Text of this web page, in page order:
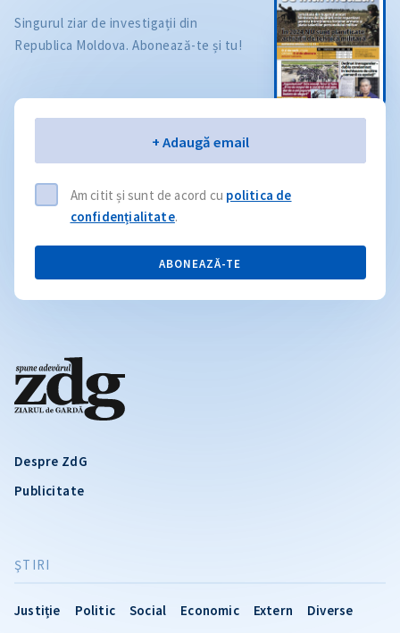
Despre ZdG
Publicitate
ŞTIRI
Justiție Politic Social Economic Extern Diverse
Singurul ziar de investigații din
Republica Moldova. Abonează-te și tu!
+ Adaugă email
Am citit și sunt de acord cu politica de
confidențialitate.
ABONEAZĂ-TE